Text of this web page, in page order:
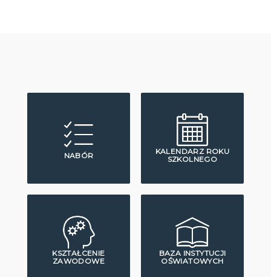
NABÓR
KALENDARZ ROKU
SZKOLNEGO
KSZTAŁCENIE
ZAWODOWE
BAZA INSTYTUCJI
OŚWIATOWYCH